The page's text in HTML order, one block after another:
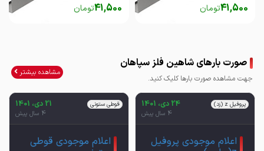
41,500تومان 41,500تومان
صورت بارهای شاهین فلز سپاهان
جهت مشاهده صورت بارها کلیک کنید.
مشاهده بیشتر
پروفیل z (زد) 24 دی، 1401
4 سال پیش
اعلام موجودی پروفیل
قوطی ستونی 21 دی، 1401
4 سال پیش
اعلام موجودی قوطی